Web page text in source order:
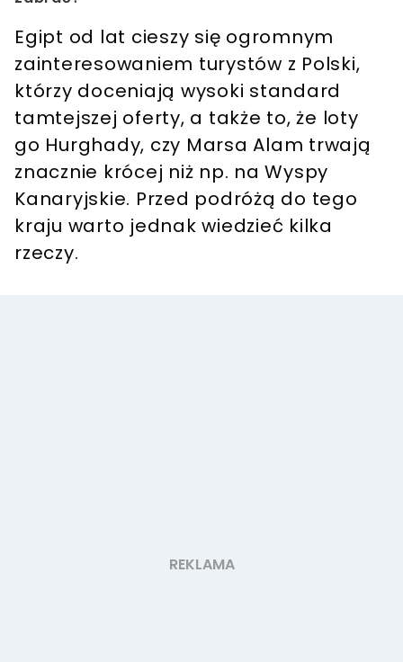
Egipt od lat cieszy się ogromnym
zainteresowaniem turystów z Polski,
którzy doceniają wysoki standard
tamtejszej oferty, a także to, że loty
go Hurghady, czy Marsa Alam trwają
znacznie krócej niż np. na Wyspy
Kanaryjskie. Przed podróżą do tego
kraju warto jednak wiedzieć kilka
rzeczy.